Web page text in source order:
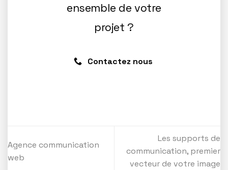
ensemble de votre
projet ?
Contactez nous
Agence communication
web
Les supports de
communication, premier
vecteur de votre image